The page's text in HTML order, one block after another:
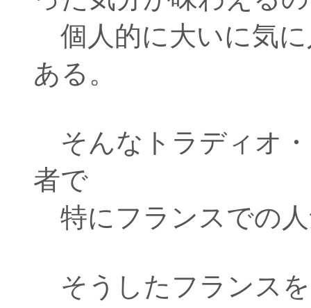
個人的に大いに気
ある。
そんなトラディオ
者で
特にフランスでの
そうしたフランス